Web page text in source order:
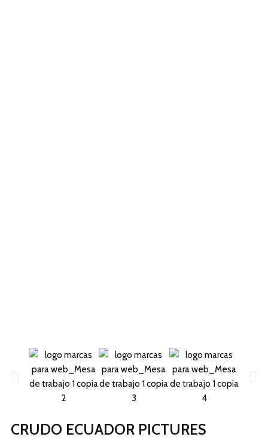
CRUDO ECUADOR PICTURES